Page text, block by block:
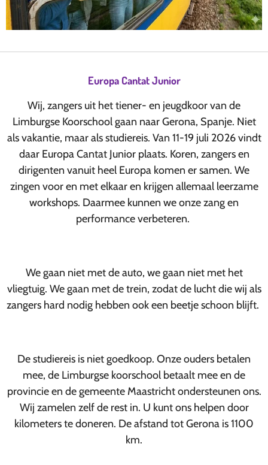
Europa Cantat Junior
Wij, zangers uit het tiener- en jeugdkoor van de
Limburgse Koorschool gaan naar Gerona, Spanje. Niet
als vakantie, maar als studiereis. Van 11-19 juli 2026 vindt
daar Europa Cantat Junior plaats. Koren, zangers en
dirigenten vanuit heel Europa komen er samen. We
zingen voor en met elkaar en krijgen allemaal leerzame
workshops. Daarmee kunnen we onze zang en
performance verbeteren.
We gaan niet met de auto, we gaan niet met het
vliegtuig. We gaan met de trein, zodat de lucht die wij als
zangers hard nodig hebben ook een beetje schoon blijft.
De studiereis is niet goedkoop. Onze ouders betalen
mee, de Limburgse koorschool betaalt mee en de
provincie en de gemeente Maastricht ondersteunen ons.
Wij zamelen zelf de rest in. U kunt ons helpen door
kilometers te doneren. De afstand tot Gerona is 1100
km.